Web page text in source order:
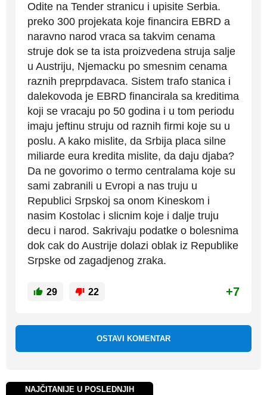
Odite na Tender stranicu i upisite Serbia.
preko 300 projekata koje financira EBRD a
naravno narod vraca sa takvim cenama
struje dok se ta ista proizvedena struja salje
u Austriju, Njemacku po smesnim cenama
raznih preprpdavaca. Sistem trafo stanica i
dalekovoda je EBRD financirala sa kreditima
koji se vracaju po 50 godina i u tom periodu
imaju jeftinu struju od raznih firmi koje su u
poslu. A kako mislite, da Srbija placa silne
miliarde eura kredita mislite, da daju djaba?
Da ne govorimo o termo centralama koje su
sami zabranili u Evropi a nas truju u
Republici Srpskoj sa onom Kineskom i
nasim Kostolac i slicnim koje i dalje truju
decu i narod. Sakrivaju podatke o bolesnima
dok cak do Austrije dolazi oblak iz Republike
Srpske od zagadjenog zraka.
29 22 +7
OSTAVI KOMENTAR
NAJČITANIJE U POSLEDNJIH